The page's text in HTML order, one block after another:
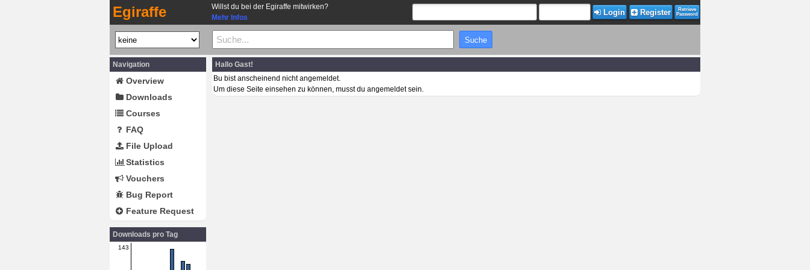
Egiraffe
Willst du bei der Egiraffe mitwirken?
Mehr Infos
Login Register
Retrieve
Password
Navigation
Overview
Downloads
Courses
FAQ
File Upload
Statistics
Vouchers
Bug Report
Feature Request
Downloads pro Tag
143
Hallo Gast!
Bu bist anscheinend nicht angemeldet.
Um diese Seite einsehen zu können, musst du angemeldet sein.